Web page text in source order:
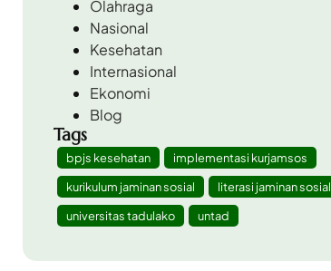
Olahraga
Nasional
Kesehatan
Internasional
Ekonomi
Blog
Tags
bpjs kesehatan
implementasi kurjamsos
kurikulum jaminan sosial
literasi jaminan sosial
universitas tadulako
untad